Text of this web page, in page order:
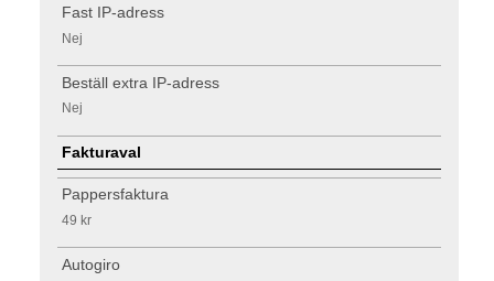
Fast IP-adress
Nej
Beställ extra IP-adress
Nej
Fakturaval
Pappersfaktura
49 kr
Autogiro